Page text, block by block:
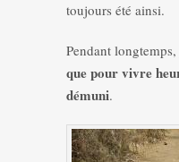
toujours été ainsi.
Pendant
que pour vivre
démuni.